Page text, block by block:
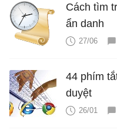
Cách tìm
ẩn danh
27/06
44 phím
duyệt
26/01